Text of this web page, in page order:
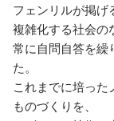
フェンリルが掲げ
複雑化する社会の
常に自問自答を繰
た。
これまでに培った
ものづくりを、